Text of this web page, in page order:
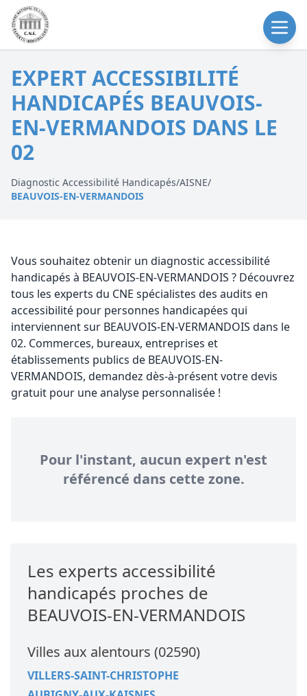
EXPERT ACCESSIBILITÉ
HANDICAPÉS BEAUVOIS-
EN-VERMANDOIS DANS LE
02
Diagnostic Accessibilité Handicapés/AISNE/
BEAUVOIS-EN-VERMANDOIS
Vous souhaitez obtenir un diagnostic accessibilité
handicapés à BEAUVOIS-EN-VERMANDOIS ? Découvrez
tous les experts du CNE spécialistes des audits en
accessibilité pour personnes handicapées qui
interviennent sur BEAUVOIS-EN-VERMANDOIS dans le
02. Commerces, bureaux, entreprises et
établissements publics de BEAUVOIS-EN-
VERMANDOIS, demandez dès-à-présent votre devis
gratuit pour une analyse personnalisée !
Pour l'instant, aucun expert n'est
référencé dans cette zone.
Les experts accessibilité
handicapés proches de
BEAUVOIS-EN-VERMANDOIS
Villes aux alentours (02590)
VILLERS-SAINT-CHRISTOPHE